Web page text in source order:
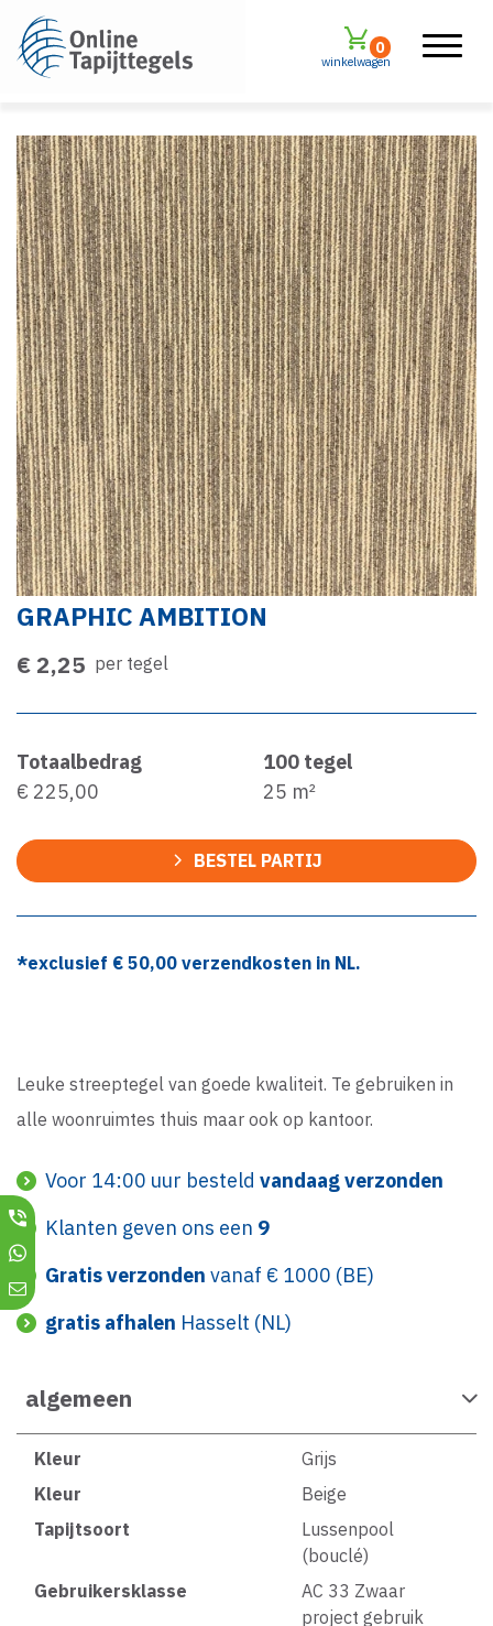
winkelwagen
0
GRAPHIC AMBITION
€ 2,25 per tegel
Totaalbedrag
€ 225,00
100 tegel
25 m²
BESTEL PARTIJ
*exclusief € 50,00 verzendkosten in NL.
Leuke streeptegel van goede kwaliteit. Te gebruiken in
alle woonruimtes thuis maar ook op kantoor.
Voor 14:00 uur besteld vandaag verzonden
Klanten geven ons een 9
Gratis verzonden vanaf € 1000 (BE)
gratis afhalen Hasselt (NL)
algemeen
Kleur
Grijs
Kleur
Beige
Tapijtsoort
Lussenpool
(bouclé)
Gebruikersklasse
AC 33 Zwaar
project gebruik